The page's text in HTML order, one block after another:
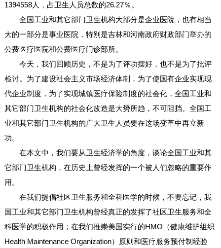
1394558人，占卫生人员总数的26.27％。
全国工业和其它部门卫生机构大部分是企业医院，也有相当
大的一部分是事业医院，特别是吉林和河南政府财政部门举办的
公费医疗医院和公费医疗门诊部所。
今天，我们回顾历史，不是为了评功摆好，也不是为了批评
检讨。为了建设社会主义市场经济体制，为了使国有企业实现现
代企业制度，为了实现城镇医疗保险制度的社会化，全国工业和
其它部门卫生机构的社会化改造是大势所趋，不可阻挡。全国工
业和其它部门卫生机构的广大卫生人员要在这场变革中再立新
功。
在本文中，我们要从卫生经济学的角度，谈论全国工业和其
它部门卫生机构，在历史上曾经发挥的一个被人们忽略的重要作
用。
在我们提倡社区卫生服务和全科医学的时候，不要忘记，我
国工业和其它部门卫生机构曾经真正的发挥了社区卫生服务和全
科医学的积极作用；在我们推崇美国实行的HMO（健康维护组织
Health Maintenance Organization）原则和医疗服务预付制经验